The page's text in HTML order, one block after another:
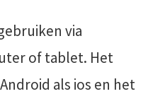
via
of tablet. Het
als ios en het